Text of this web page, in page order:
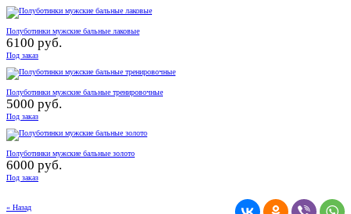
Полуботинки мужские бальные лаковые
6100 руб.
Под заказ
Полуботинки мужские бальные тренировочные
5000 руб.
Под заказ
Полуботинки мужские бальные золото
6000 руб.
Под заказ
« Назад